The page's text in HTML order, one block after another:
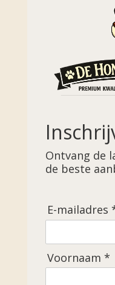
Ontvang de
de beste
E-mailadres
Voornaam *